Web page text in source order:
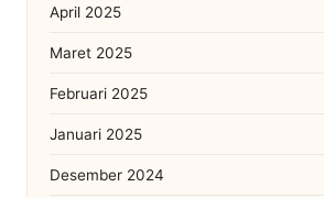
April 2025
Maret 2025
Februari 2025
Januari 2025
Desember 2024